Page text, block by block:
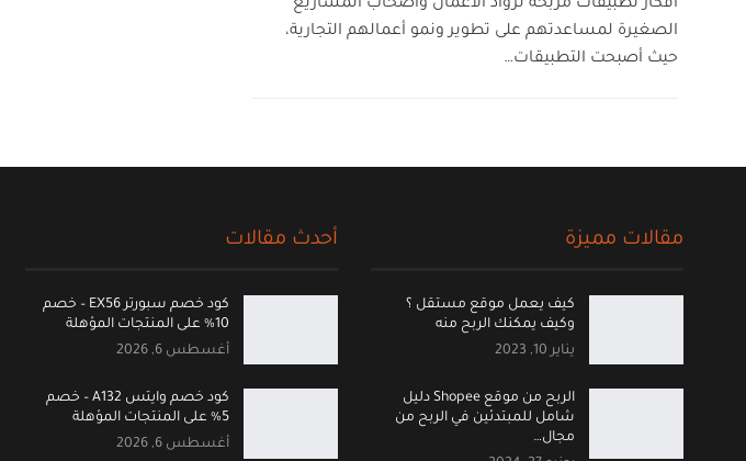
أفكار تطبيقات مربحة لرواد الأعمال وأصحاب المشاريع
الصغيرة لمساعدتهم على تطوير ونمو أعمالهم التجارية،
حيث أصبحت التطبيقات…
مقالات مميزة
كيف يعمل موقع مستقل ؟
وكيف يمكنك الربح منه
يناير 10, 2023
الربح من موقع Shopee دليل
شامل للمبتدئين في الربح من
مجال…
أحدث مقالات
كود خصم سبورتر EX56 – خصم
10% على المنتجات المؤهلة
أغسطس 6, 2026
كود خصم وايتس A132 – خصم
5% على المنتجات المؤهلة
أغسطس 6, 2026